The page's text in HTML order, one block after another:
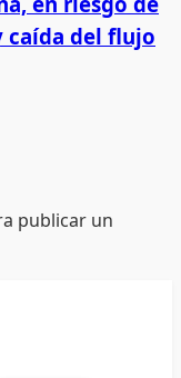
caída del flujo
publicar un